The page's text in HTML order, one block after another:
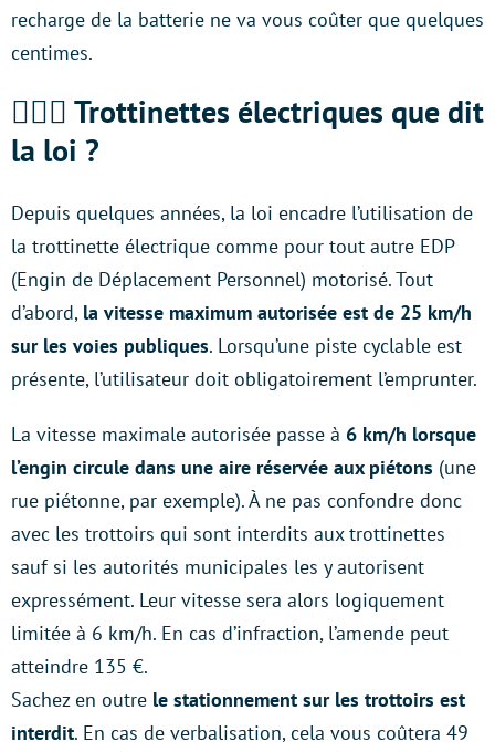
recharge de la batterie ne va vous coûter que quelques
centimes.
👮🏻‍♀️ Trottinettes électriques que dit
la loi ?
Depuis quelques années, la loi encadre l’utilisation de
la trottinette électrique comme pour tout autre EDP
(Engin de Déplacement Personnel) motorisé. Tout
d’abord, la vitesse maximum autorisée est de 25 km/h
sur les voies publiques. Lorsqu’une piste cyclable est
présente, l’utilisateur doit obligatoirement l’emprunter.
La vitesse maximale autorisée passe à 6 km/h lorsque
l’engin circule dans une aire réservée aux piétons (une
rue piétonne, par exemple). À ne pas confondre donc
avec les trottoirs qui sont interdits aux trottinettes
sauf si les autorités municipales les y autorisent
expressément. Leur vitesse sera alors logiquement
limitée à 6 km/h. En cas d’infraction, l’amende peut
atteindre 135 €.
Sachez en outre le stationnement sur les trottoirs est
interdit. En cas de verbalisation, cela vous coûtera 49